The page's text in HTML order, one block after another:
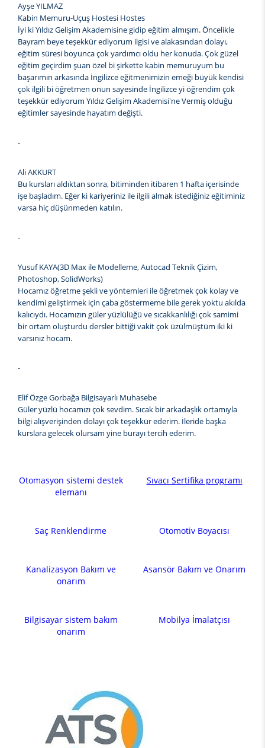
Ayşe YILMAZ
Kabin Memuru-Uçuş Hostesi Hostes
İyi ki Yıldız Gelişim Akademisine gidip eğitim almışım. Öncelikle
Bayram beye teşekkür ediyorum ilgisi ve alakasından dolayı,
eğitim süresi boyunca çok yardımcı oldu her konuda. Çok güzel
eğitim geçirdim şuan özel bi şirkette kabin memuruyum bu
başarımın arkasında İngilizce eğitmenimizin emeği büyük kendisi
çok ilgili bi öğretmen onun sayesinde İngilizce yi öğrendim çok
teşekkür ediyorum Yıldız Gelişim Akademisi'ne Vermiş olduğu
eğitimler sayesinde hayatım değişti.
-
Ali AKKURT
Bu kursları aldıktan sonra, bitiminden itibaren 1 hafta içerisinde
işe başladım. Eğer ki kariyeriniz ile ilgili almak istediğiniz eğitiminiz
varsa hiç düşünmeden katılın.
-
Yusuf KAYA(3D Max ile Modelleme, Autocad Teknik Çizim,
Photoshop, SolidWorks)
Hocamız öğretme şekli ve yöntemleri ile öğretmek çok kolay ve
kendimi geliştirmek için çaba göstermeme bile gerek yoktu akılda
kalıcıydı. Hocamızın güler yüzlülüğü ve sıcakkanlılığı çok samimi
bir ortam oluşturdu dersler bittiği vakit çok üzülmüştüm iki ki
varsınız hocam.
-
Elif Özge Gorbağa Bilgisayarlı Muhasebe
Güler yüzlü hocamızı çok sevdim. Sıcak bir arkadaşlık ortamıyla
bilgi alışverişinden dolayı çok teşekkür ederim. İleride başka
kurslara gelecek olursam yine burayı tercih ederim.
Otomasyon sistemi destek
elemanı
Sıvacı Sertifika programı
Saç Renklendirme Otomotiv Boyacısı
Kanalizasyon Bakım ve
onarım
Asansör Bakım ve Onarım
Bilgisayar sistem bakım
onarım
Mobilya İmalatçısı